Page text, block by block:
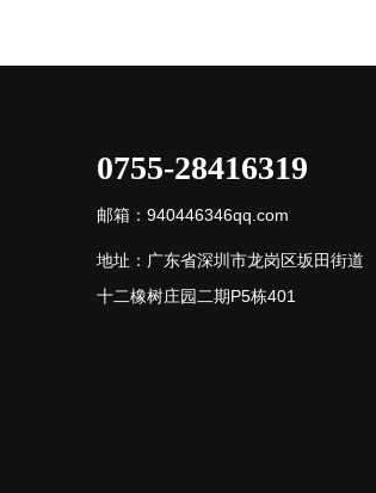
0755-28416319
邮箱：940446346qq.com
地址：广东省深圳市龙岗区坂田街道
十二橡树庄园二期P5栋401